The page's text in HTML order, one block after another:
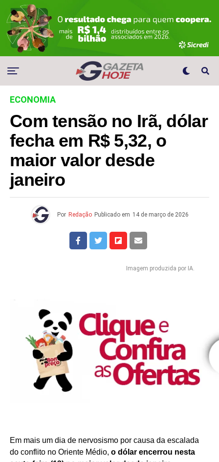
ECONOMIA
Com tensão no Irã, dólar
fecha em R$ 5,32, o
maior valor desde
janeiro
Por Redação Publicado em 14 de março de 2026
Imagem produzida por IA.
Em mais um dia de nervosismo por causa da escalada
do conflito no Oriente Médio, o dólar encerrou nesta